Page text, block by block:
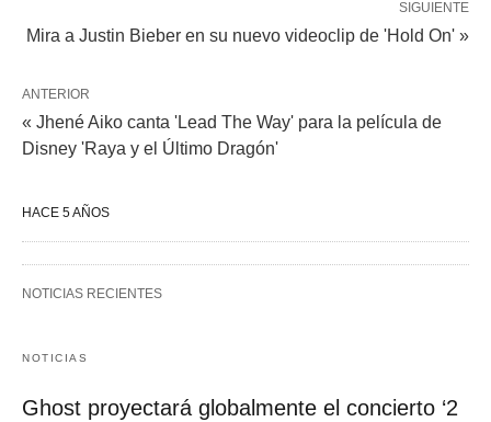
SIGUIENTE
Mira a Justin Bieber en su nuevo videoclip de 'Hold On' »
ANTERIOR
« Jhené Aiko canta 'Lead The Way' para la película de
Disney 'Raya y el Último Dragón'
HACE 5 AÑOS
NOTICIAS RECIENTES
NOTICIAS
Ghost proyectará globalmente el concierto ‘2